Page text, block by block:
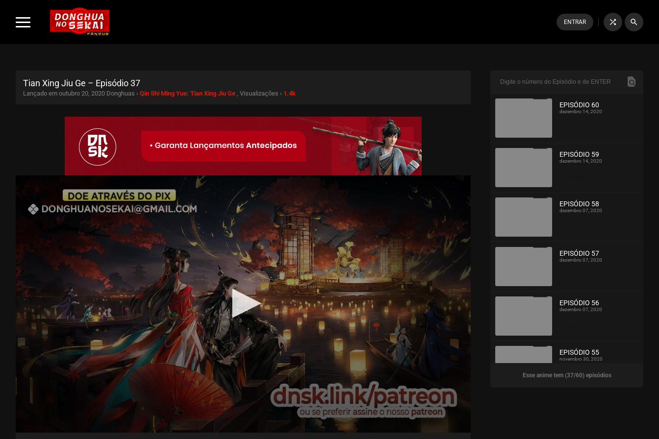
ENTRAR shuffle search
Tian Xing Jiu Ge – Episódio 37
Lançado em outubro 20, 2020 Donghuas › Qin Shi Ming Yue: Tian Xing Jiu Ge , Visualizações › 1.4k
EPISÓDIO 60
dezembro 14, 2020
EPISÓDIO 59
dezembro 14, 2020
EPISÓDIO 58
dezembro 07, 2020
EPISÓDIO 57
dezembro 07, 2020
EPISÓDIO 56
dezembro 07, 2020
ASSISTIDO
EPISÓDIO 55
novembro 30, 2020
Esse anime tem (37/60) episódios